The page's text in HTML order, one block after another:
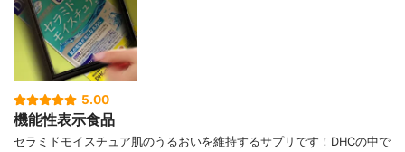
5.00
機能性表示食品
セラミドモイスチュア肌のうるおいを維持するサプリです！DHCの中で